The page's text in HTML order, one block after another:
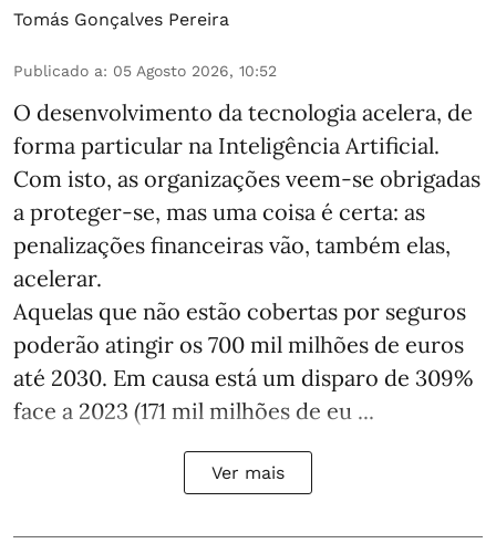
Tomás Gonçalves Pereira
Publicado a: 05 Agosto 2026, 10:52
O desenvolvimento da tecnologia acelera, de
forma particular na Inteligência Artificial.
Com isto, as organizações veem-se obrigadas
a proteger-se, mas uma coisa é certa: as
penalizações financeiras vão, também elas,
acelerar.
Aquelas que não estão cobertas por seguros
poderão atingir os 700 mil milhões de euros
até 2030. Em causa está um disparo de 309%
face a 2023 (171 mil milhões de eu ...
Ver mais